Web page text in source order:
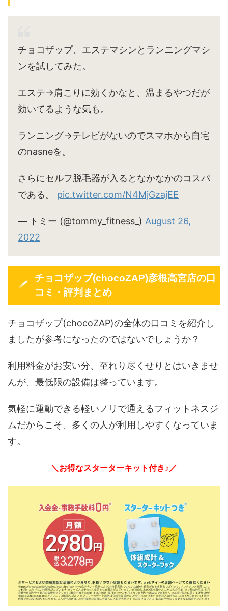
チョコザップ、エステマシンとランニングマシ
ンを試してみた。
エステ→肩こりに効くかなと、温まるやつだが
効いてるような気も。
ランニング→テレビがないのでスマホから自宅
のnasneを。
さらにセルフ脱毛器が入るとなかなかのコスパ
である。 pic.twitter.com/N4MjGzajEE
— トミー (@tommy_fitness_) August 26,
2022
チョコザップ(chocoZAP)彦根高宮店の口
コミ・評判まとめ
チョコザップ(chocoZAP)の全体の口コミを紹介し
ましたが参考になったのではないでしょうか？
利用料金がお安い分、至れり尽くせりとはいきませ
んが、最低限の設備は整っています。
気軽に運動できる軽いノリで通えるフィットネスジ
ムだからこそ、多くの人が利用しやすくなっていま
す。
＼お得なスターターキット付き♪／